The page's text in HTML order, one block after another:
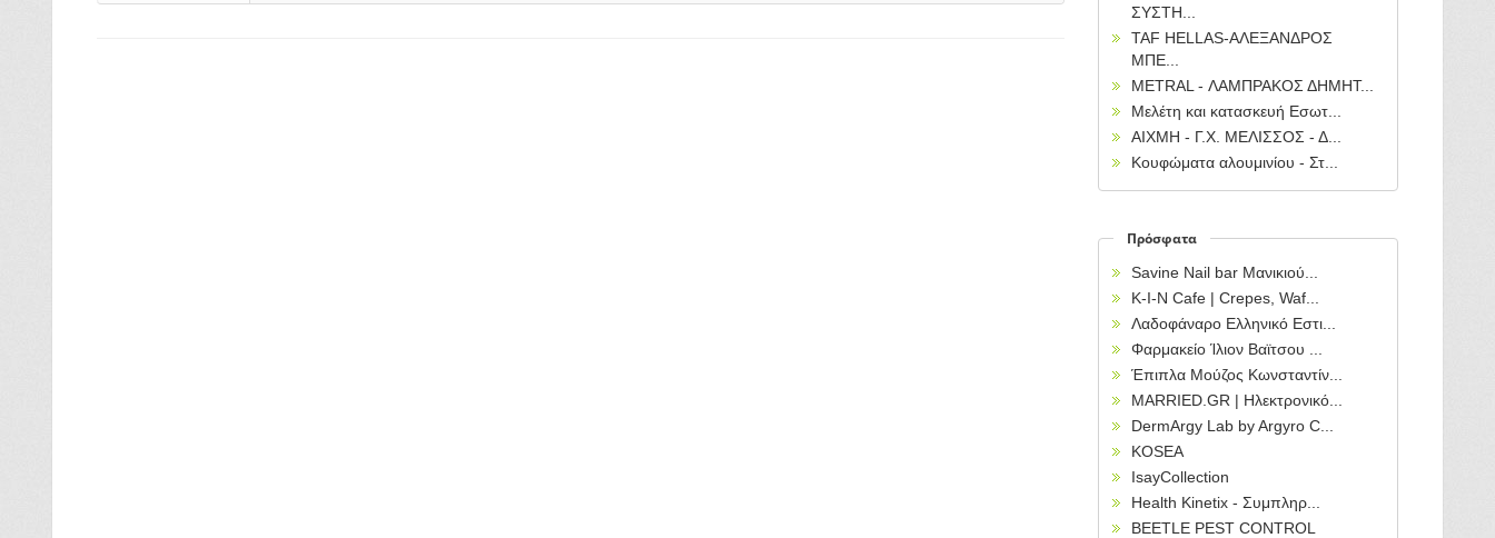
ΣΥΣΤΗ...
TAF HELLAS-ΑΛΕΞΑΝΔΡΟΣ
ΜΠΕ...
METRAL - ΛΑΜΠΡΑΚΟΣ ΔΗΜΗΤ...
Μελέτη και κατασκευή Εσωτ...
AIXMH - Γ.Χ. ΜΕΛΙΣΣΟΣ - Δ...
Κουφώματα αλουμινίου - Στ...
Πρόσφατα
Savine Nail bar Μανικιού...
Κ-Ι-Ν Cafe | Crepes, Waf...
Λαδοφάναρο Ελληνικό Εστι...
Φαρμακείο Ίλιον Βαϊτσου ...
Έπιπλα Μούζος Κωνσταντίν...
MARRIED.GR | Ηλεκτρονικό...
DermArgy Lab by Argyro C...
KOSEA
IsayCollection
Health Kinetix - Συμπληρ...
BEETLE PEST CONTROL